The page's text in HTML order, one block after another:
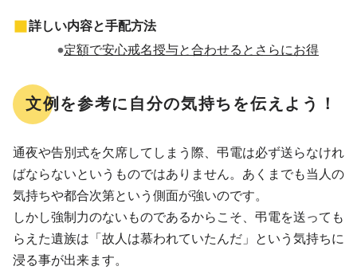
詳しい内容と手配方法
定額で安心戒名授与と合わせるとさらにお得
文例を参考に自分の気持ちを伝えよう！
通夜や告別式を欠席してしまう際、弔電は必ず送らなけれ
ばならないというものではありません。あくまでも当人の
気持ちや都合次第という側面が強いのです。
しかし強制力のないものであるからこそ、弔電を送っても
らえた遺族は「故人は慕われていたんだ」という気持ちに
浸る事が出来ます。